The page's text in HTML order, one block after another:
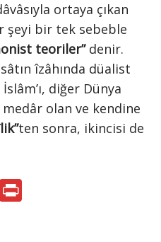
ortaya çıkan
şeyi bir tek sebeble
teoriler” denir.
îzâhında düalist
diğer Dünya
olan ve kendine
ten sonra, ikincisi de
E